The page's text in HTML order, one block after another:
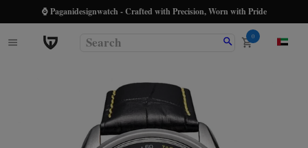
⌚ Paganidesignwatch - Crafted with Precision, Worn with Pride
0